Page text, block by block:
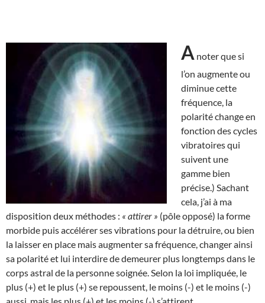
A noter que si
l’on augmente ou
diminue cette
fréquence, la
polarité change en
fonction des cycles
vibratoires qui
suivent une
gamme bien
précise.) Sachant
cela, j’ai à ma
disposition deux méthodes : « attirer » (pôle opposé) la forme
morbide puis accélérer ses vibrations pour la détruire, ou bien
la laisser en place mais augmenter sa fréquence, changer ainsi
sa polarité et lui interdire de demeurer plus longtemps dans le
corps astral de la personne soignée. Selon la loi impliquée, le
plus (+) et le plus (+) se repoussent, le moins (-) et le moins (-)
aussi, mais les plus (+) et les moins (-) s’attirent